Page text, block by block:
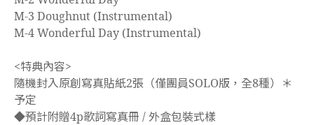
M-3 Doughnut (Instrumental)
M-4 Wonderful Day (Instrumental)
<特典內容>
隨機封入原創寫真貼紙2張（僅團員SOLO版，全8種）＊
予定
◆預計附贈4p歌詞寫真冊 / 外盒包裝式樣